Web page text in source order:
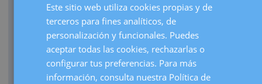
Cada año traemos al mundo más de 3.000 bebés.
Realizamos más de 30.000 ecografías de embarazo al
Como centro de referencia, hacemos más de 3.000
visitas de embarazos de alto riesgo al año.
SPANISH
Este sitio web utiliza cookies propias y de
terceros para fines analíticos, de
personalización y funcionales. Puedes
aceptar todas las cookies, rechazarlas o
configurar tus preferencias. Para más
información, consulta nuestra Política de